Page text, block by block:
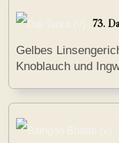
73.
Gelbes
Knoblauch und